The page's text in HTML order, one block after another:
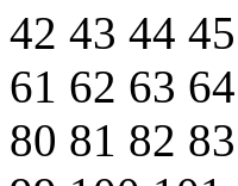
42 43 44 45
61 62 63 64
80 81 82 83